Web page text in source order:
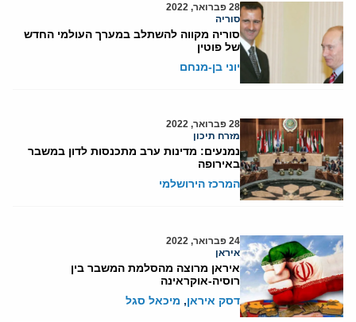
28 פברואר, 2022
סוריה
סוריה מקווה להשתלב במערך העולמי החדש
של פוטין
יוני בן-מנחם
28 פברואר, 2022
מזרח תיכון
נמנעים: מדינות ערב מתכנסות לדון במשבר
באירופה
המרכז הירושלמי
24 פברואר, 2022
איראן
איראן מרוצה מהסלמת המשבר בין
רוסיה-אוקראינה
דסק איראן, מיכאל סגל